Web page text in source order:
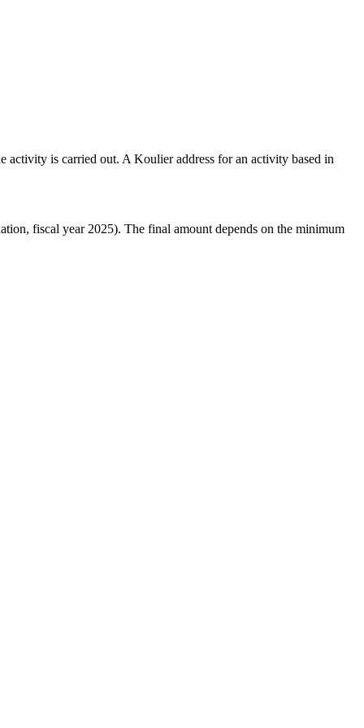
activity is carried out. A Koulier address for an activity based in
fiscal year 2025). The final amount depends on the minimum